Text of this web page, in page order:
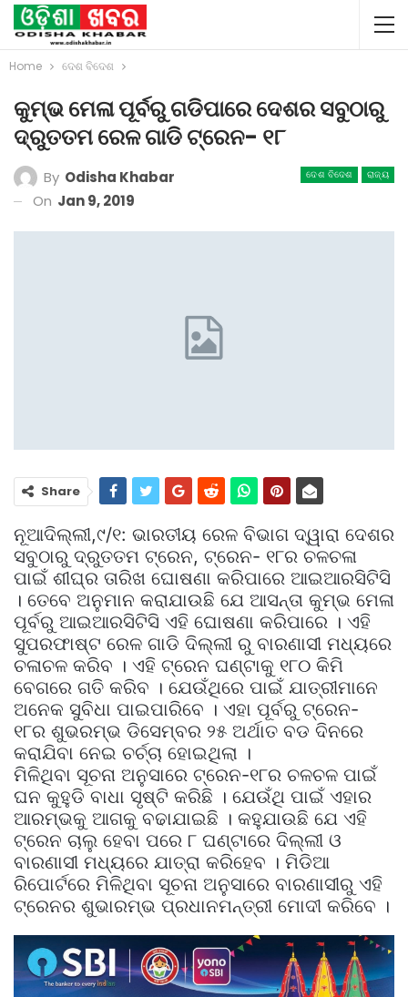
Home ଦେଶ ବିଦେଶ
କୁମ୍ଭ ମେଳା ପୂର୍ବରୁ ଗଡିପାରେ ଦେଶର ସବୁଠାରୁ
ଦ୍ରୁତତମ ରେଳ ଗାଡି ଟ୍ରେନ- ୧୮
ଦେଶ ବିଦେଶ ରାଜ୍ୟ
By Odisha Khabar
On Jan 9, 2019
Share
ନୂଆଦିଲ୍ଲୀ,୯/୧: ଭାରତୀୟ ରେଳ ବିଭାଗ ଦ୍ୱାରା ଦେଶର
ସବୁଠାରୁ ଦ୍ରୁତତମ ଟ୍ରେନ, ଟ୍ରେନ- ୧୮ର ଚଳଚଳା
ପାଇଁ ଶୀଘ୍ର ତାରିଖ ଘୋଷଣା କରିପାରେ ଆଇଆରସିଟିସି
। ତେବେ ଅନୁମାନ କରାଯାଉଛି ଯେ ଆସନ୍ତା କୁମ୍ଭ ମେଳା
ପୂର୍ବରୁ ଆଇଆରସିଟିସି ଏହି ଘୋଷଣା କରିପାରେ । ଏହି
ସୁପରଫାଷ୍ଟ ରେଳ ଗାଡି ଦିଲ୍ଲୀ ରୁ ବାରଣାସୀ ମଧ୍ୟରେ
ଚଳାଚଳ କରିବ । ଏହି ଟ୍ରେନ ଘଣ୍ଟାକୁ ୧୮୦ କିମି
ବେଗରେ ଗତି କରିବ । ଯେଉଁଥିରେ ପାଇଁ ଯାତ୍ରୀମାନେ
ଅନେକ ସୁବିଧା ପାଇପାରିବେ । ଏହା ପୂର୍ବରୁ ଟ୍ରେନ-
୧୮ର ଶୁଭରମ୍ଭ ଡିସେମ୍ବର ୨୫ ଅର୍ଥାତ ବଡ ଦିନରେ
କରାଯିବା ନେଇ ଚର୍ଚ୍ଚା ହୋଇଥିଲା ।
ମିଳିଥିବା ସୂଚନା ଅନୁସାରେ ଟ୍ରେନ-୧୮ର ଚଳଚଳ ପାଇଁ
ଘନ କୁହୁଡି ବାଧା ସୃଷ୍ଟି କରିଛି । ଯେଉଁଥି ପାଇଁ ଏହାର
ଆରମ୍ଭକୁ ଆଗକୁ ବଢାଯାଇଛି । କହୁଯାଉଛି ଯେ ଏହି
ଟ୍ରେନ ଚାଲୁ ହେବା ପରେ ୮ ଘଣ୍ଟାରେ ଦିଲ୍ଲୀ ଓ
ବାରଣାସୀ ମଧ୍ୟରେ ଯାତ୍ରା କରିହେବ । ମିଡିଆ
ରିପୋର୍ଟରେ ମିଳିଥିବା ସୂଚନା ଅନୁସାରେ ବାରଣାସୀରୁ ଏହି
ଟ୍ରେନର ଶୁଭାରମ୍ଭ ପ୍ରଧାନମନ୍ତ୍ରୀ ମୋଦୀ କରିବେ ।